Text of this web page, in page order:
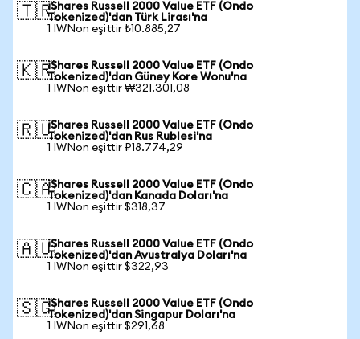
🇹🇷iShares Russell 2000 Value ETF (Ondo
Tokenized)'dan Türk Lirası'na
1 IWNon eşittir ₺10.885,27
🇰🇷iShares Russell 2000 Value ETF (Ondo
Tokenized)'dan Güney Kore Wonu'na
1 IWNon eşittir ₩321.301,08
🇷🇺iShares Russell 2000 Value ETF (Ondo
Tokenized)'dan Rus Rublesi'na
1 IWNon eşittir ₽18.774,29
🇨🇦iShares Russell 2000 Value ETF (Ondo
Tokenized)'dan Kanada Doları'na
1 IWNon eşittir $318,37
🇦🇺iShares Russell 2000 Value ETF (Ondo
Tokenized)'dan Avustralya Doları'na
1 IWNon eşittir $322,93
🇸🇬iShares Russell 2000 Value ETF (Ondo
Tokenized)'dan Singapur Doları'na
1 IWNon eşittir $291,68